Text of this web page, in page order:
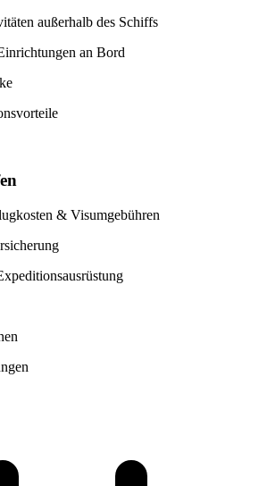
außerhalb des Schiffs
an Bord
& Visumgebühren